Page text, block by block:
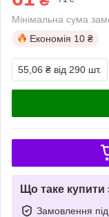
Мінімальна сума
Економія 10 ₴
55,06 ₴ від 290 шт.
Що таке
Замовлення